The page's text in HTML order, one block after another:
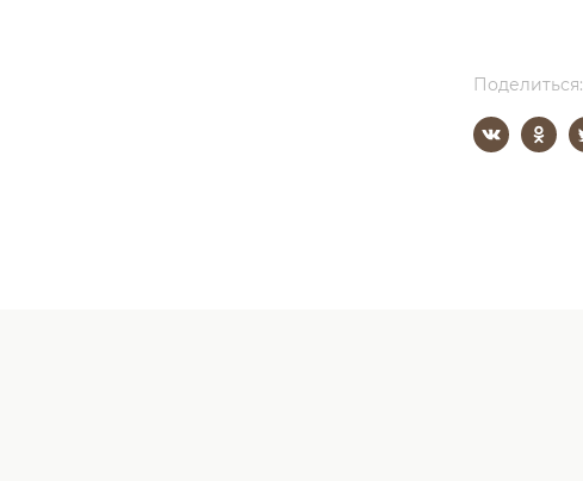
Поделиться: